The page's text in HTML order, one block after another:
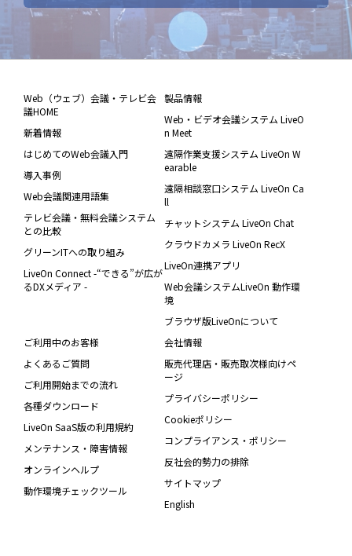
Web（ウェブ）会議・テレビ会
議HOME
新着情報
はじめてのWeb会議入門
導入事例
Web会議関連用語集
テレビ会議・無料会議システム
との比較
グリーンITへの取り組み
LiveOn Connect -“できる”が広が
るDXメディア -
製品情報
Web・ビデオ会議システム LiveO
n Meet
遠隔作業支援システム LiveOn W
earable
遠隔相談窓口システム LiveOn Ca
ll
チャットシステム LiveOn Chat
クラウドカメラ LiveOn RecX
LiveOn連携アプリ
Web会議システムLiveOn 動作環
境
ブラウザ版LiveOnについて
ご利用中のお客様
よくあるご質問
ご利用開始までの流れ
各種ダウンロード
LiveOn SaaS版の利用規約
メンテナンス・障害情報
オンラインヘルプ
動作環境チェックツール
会社情報
販売代理店・販売取次様向けペ
ージ
プライバシーポリシー
Cookieポリシー
コンプライアンス・ポリシー
反社会的勢力の排除
サイトマップ
English